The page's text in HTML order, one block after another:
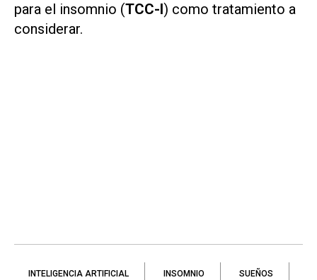
para el insomnio (TCC-I ) como tratamiento a
considerar.
INTELIGENCIA ARTIFICIAL INSOMNIO SUEÑOS